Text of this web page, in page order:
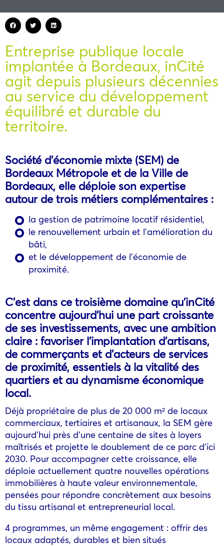
Entreprise publique locale
implantée à Bordeaux, inCité
agit depuis plusieurs décennies
au service du développement
équilibré et durable du
territoire.
Société d’économie mixte (SEM) de
Bordeaux Métropole et de la Ville de
Bordeaux, elle déploie son expertise
autour de trois métiers complémentaires :
la gestion de patrimoine locatif résidentiel,
le renouvellement urbain et l’amélioration du
bâti,
et le développement de l’économie de
proximité.
C’est dans ce troisième domaine qu’inCité
concentre aujourd’hui une part croissante
de ses investissements, avec une ambition
claire : favoriser l’implantation d’artisans,
de commerçants et d’acteurs de services
de proximité, essentiels à la vitalité des
quartiers et au dynamisme économique
local.
Déjà propriétaire de plus de 20 000 m² de locaux
commerciaux, tertiaires et artisanaux, la SEM gère
aujourd’hui près d’une centaine de sites à loyers
maîtrisés et projette le doublement de ce parc d’ici
2030. Pour accompagner cette croissance, elle
déploie actuellement quatre nouvelles opérations
immobilières à haute valeur environnementale,
pensées pour répondre concrètement aux besoins
du tissu artisanal et entrepreneurial local.
4 programmes, un même engagement : offrir des
locaux adaptés, durables et bien situés